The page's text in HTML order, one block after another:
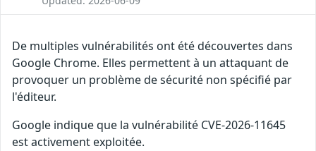
De multiples vulnérabilités ont été découvertes dans
Google Chrome. Elles permettent à un attaquant de
provoquer un problème de sécurité non spécifié par
l'éditeur.
Google indique que la vulnérabilité CVE-2026-11645
est activement exploitée.